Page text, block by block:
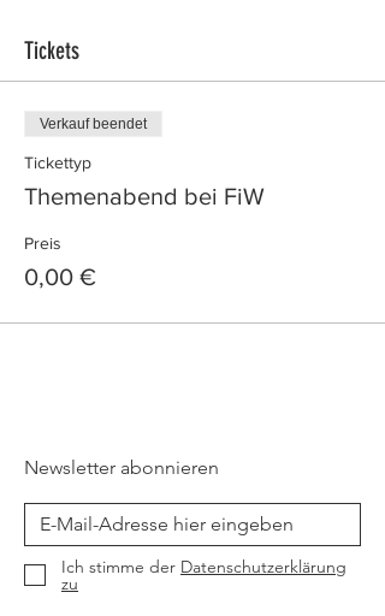
Tickets
Verkauf beendet
Tickettyp
Themenabend bei FiW
Preis
0,00 €
Newsletter abonnieren
Ich stimme der Datenschutzerklärung
zu